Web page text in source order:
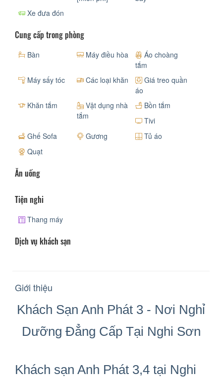
Xe đưa đón
Cung cấp trong phòng
Bàn Máy điều hòa
Áo choàng
tắm
Máy sấy tóc
Các loại khăn
Giá treo quần
áo
Khăn tắm
Vật dụng nhà
tắm
Bồn tắm
Tivi
Ghế Sofa
Gương
Tủ áo
Quạt
Ăn uống
Tiện nghi
Thang máy
Dịch vụ khách sạn
Giới thiệu
Khách Sạn Anh Phát 3 - Nơi Nghỉ
Dưỡng Đẳng Cấp Tại Nghi Sơn
Khách sạn Anh Phát 3,4 tại Nghi